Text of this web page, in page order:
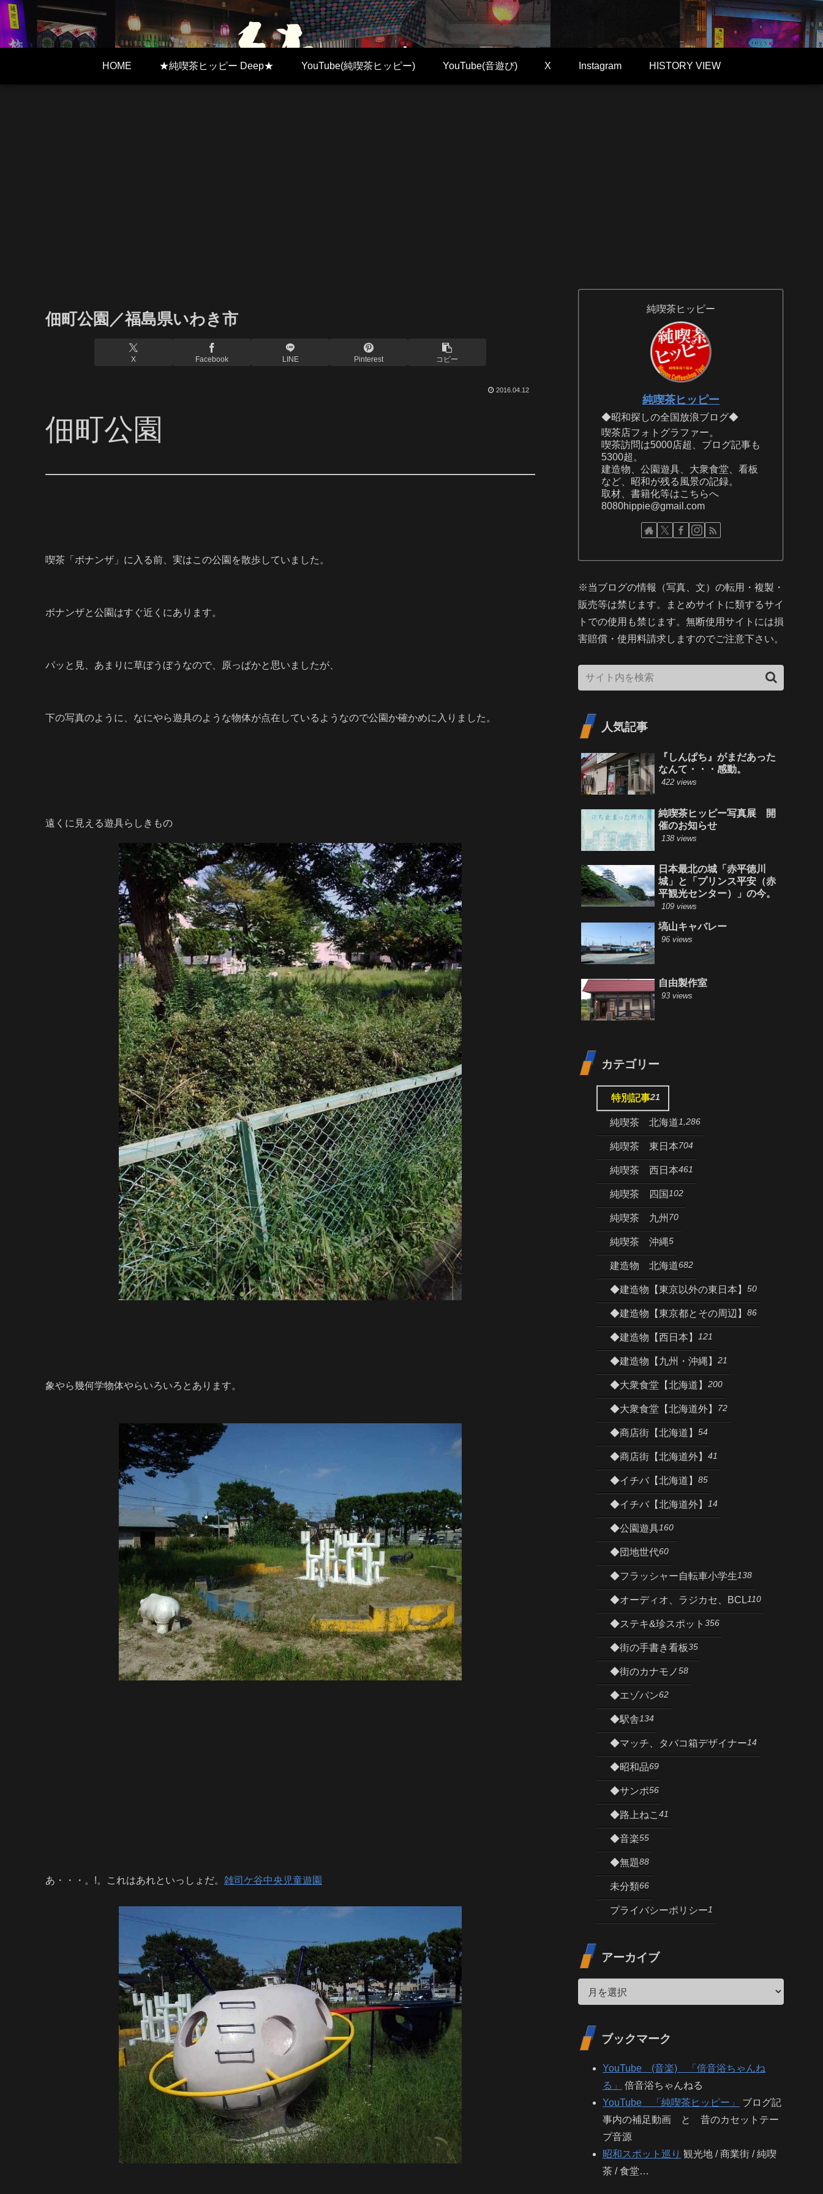
HOME ★純喫茶ヒッピー Deep★ YouTube(純喫茶ヒッピー) YouTube(音遊び) X Instagram HISTORY VIEW
佃町公園／福島県いわき市
X Facebook LINE Pinterest コピー
2016.04.12
佃町公園
喫茶「ボナンザ」に入る前、実はこの公園を散歩していました。
ボナンザと公園はすぐ近くにあります。
パッと見、あまりに草ぼうぼうなので、原っぱかと思いましたが、
下の写真のように、なにやら遊具のような物体が点在しているようなので公園か確かめに入りました。
遠くに見える遊具らしきもの
象やら幾何学物体やらいろいろとあります。
あ・・・。!。これはあれといっしょだ。 雑司ケ谷中央児童遊園
純喫茶ヒッピー
純喫茶ヒッピー
◆昭和探しの全国放浪ブログ◆
喫茶店フォトグラファー。
喫茶訪問は5000店超、ブログ記事も
5300超。
建造物、公園遊具、大衆食堂、看板
など、昭和が残る風景の記録。
取材、書籍化等はこちらへ
8080hippie@gmail.com
※当ブログの情報（写真、文）の転用・複製・
販売等は禁じます。まとめサイトに類するサイ
トでの使用も禁じます。無断使用サイトには損
害賠償・使用料請求しますのでご注意下さい。
人気記事
『しんぱち』がまだあった
なんて・・・感動。
422 views
純喫茶ヒッピー写真展 開
催のお知らせ
138 views
日本最北の城「赤平徳川
城」と「プリンス平安（赤
平観光センター）」の今。
109 views
塙山キャバレー
96 views
自由製作室
93 views
カテゴリー
特別記事21
純喫茶 北海道1,286
純喫茶 東日本704
純喫茶 西日本461
純喫茶 四国 102
純喫茶 九州 70
純喫茶 沖縄5
建造物 北海道682
◆建造物【東京以外の東日本】 50
◆建造物【東京都とその周辺】 86
◆建造物【西日本】 121
◆建造物【九州・沖縄】 21
◆大衆食堂【北海道】 200
◆大衆食堂【北海道外】 72
◆商店街【北海道】 54
◆商店街【北海道外】 41
◆イチバ【北海道】 85
◆イチバ【北海道外】 14
◆公園遊具160
◆団地世代60
◆フラッシャー自転車小学生138
◆オーディオ、ラジカセ、BCL110
◆ステキ&珍スポット 356
◆街の手書き看板35
◆街のカナモノ58
◆エゾパン62
◆駅舎134
◆マッチ、タバコ箱デザイナー14
◆昭和品69
◆サンポ56
◆路上ねこ 41
◆音楽55
◆無題88
未分類66
プライバシーポリシー1
アーカイブ
ブックマーク
YouTube (音楽) 「倍音浴ちゃんね
る」
倍音浴ちゃんねる
YouTube 「純喫茶ヒッピー」
ブログ記
事内の補足動画 と 昔のカセットテー
プ音源
昭和スポット巡り 観光地 / 商業街 / 純喫
茶 / 食堂…